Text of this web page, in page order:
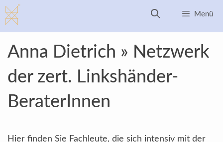
Zum
Inhalt
springen
Menü
Anna Dietrich » Netzwerk
der zert. Linkshänder-
BeraterInnen
Hier finden Sie Fachleute, die sich intensiv mit der